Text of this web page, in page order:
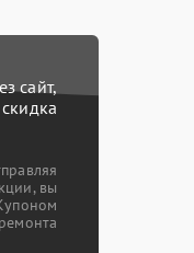
сайт,
вы